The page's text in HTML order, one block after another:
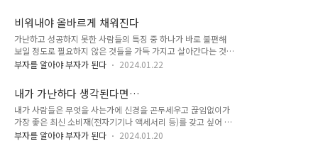
시지, 게임까지 하루에 몇 시간씩 휴대전화를 사용하는가? 산만
함은 사람들이 재정..
다면 필요한 건 학위가 아니라 더 많은 경험과 지식이다. 많은 것
들을 시도하여 배우는것이 시장의 좋은 기회를 발견하는 데 도움
이 되기 때문이다. 우리가 부자가 되려면 투자, 자산관리를 통해
서 돈에 대해서 알아야 한다. 하지만 돈에 대해서 국가든 학교든
부모든 어느 누구도 가르쳐주는 사람이 없고 알고 싶어 하지도
금을 거두어 들어야만하고 학교는 학생들이 성공하여 부자가 되
는 것보다 그저 그들의 욕구만 채..
비워내야 올바르게 채워진다
가난하고 성공하지 못한 사람들의 특징 중 하나가 바로 불편해
보일 정도로 필요하지 않은 것들을 가득 가지고 살아간다는 것이
다. 반면 부자와 성공한 사람들의 삶의 가장 큰 특징은 심플하고
것 많은 이들이 부자가 되기를 꿈꾸며 광대한 계획을 세우고 시
작을 하지만 성공하지 못하고 중도에 포기하는 이유가 바로 두가
지 때문이다. 첫번째는 하지 않는 것. 지금 맛집을 가야하고, 여
행을 가야 하고, 사고 싶은 것을 사야하고, 불필요한 인간관계를
해야 한다면 부자가 되기는 이미 글렀다. 성공한 사람은 자신이
부자를 알아야 부자가 된다 2024.01.22
내가 가난하다 생각된다면…
내가 사람들은 무엇을 사는가에 신경을 곤두세우고 끊임없이가
가장 좋은 최신 소비재(전자기기나 액세서리 등)를 갖고 싶어 하
는 사람들은 시간이 지나도 재산을 모을 가능성이 낮다. 자신의
부자를 알아야 부자가 된다 2024.01.20